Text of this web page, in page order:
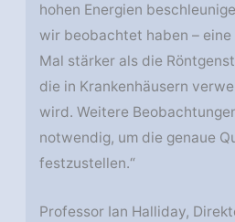
hohen Energien
wir beobachtet haben – eine
Mal stärker als die
die in Krankenhäusern
wird. Weitere
notwendig, um die genaue
festzustellen.“
Professor Ian Halliday,